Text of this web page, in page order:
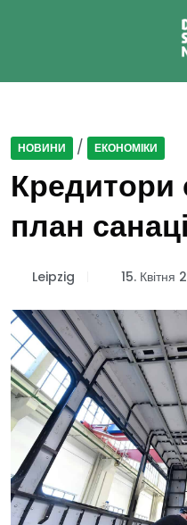
НОВИНИ / ЕКОНОМІКИ
Кредитори
план
Leipzig 15. Квітня